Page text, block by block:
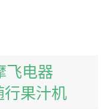
飞电器
果汁机